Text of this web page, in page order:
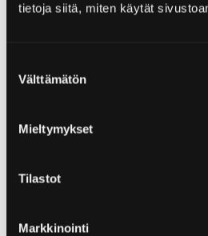
tietoja siitä, miten käytät
valinta
Välttämätön
Mieltymykset
Tilastot
Markkinointi